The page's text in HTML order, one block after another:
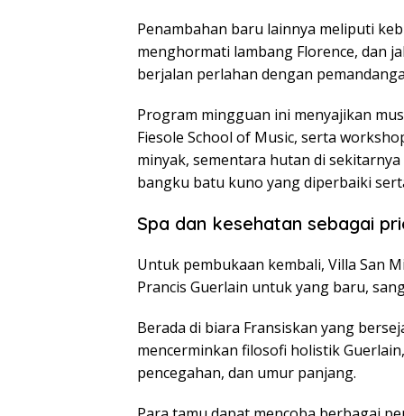
Penambahan baru lainnya meliputi
menghormati lambang Florence, dan
berjalan perlahan dengan
Program mingguan ini menyajikan
Fiesole School of Music, serta
minyak, sementara hutan di
bangku batu kuno yang diperbaiki
Spa dan kesehatan sebagai
Untuk pembukaan kembali, Villa San
Prancis Guerlain untuk yang baru,
Berada di biara Fransiskan yang
mencerminkan filosofi holistik
pencegahan, dan umur panjang.